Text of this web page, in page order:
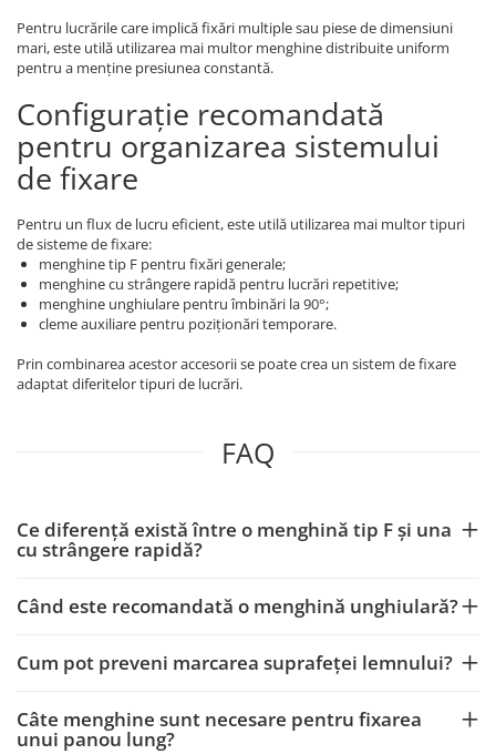
Pentru lucrările care implică fixări multiple sau piese de dimensiuni
mari, este utilă utilizarea mai multor menghine distribuite uniform
pentru a menține presiunea constantă.
Configurație recomandată
pentru organizarea sistemului
de fixare
Pentru un flux de lucru eficient, este utilă utilizarea mai multor tipuri
de sisteme de fixare:
menghine tip F pentru fixări generale;
menghine cu strângere rapidă pentru lucrări repetitive;
menghine unghiulare pentru îmbinări la 90°;
cleme auxiliare pentru poziționări temporare.
Prin combinarea acestor accesorii se poate crea un sistem de fixare
adaptat diferitelor tipuri de lucrări.
FAQ
Ce diferență există între o menghină tip F și una
cu strângere rapidă?
Când este recomandată o menghină unghiulară?
Cum pot preveni marcarea suprafeței lemnului?
Câte menghine sunt necesare pentru fixarea
unui panou lung?